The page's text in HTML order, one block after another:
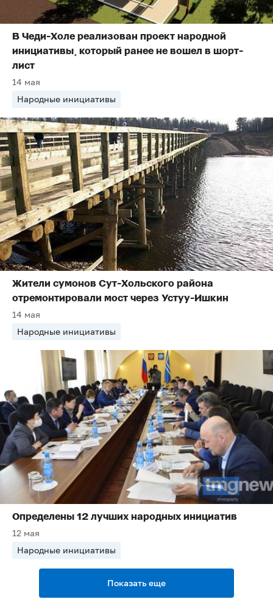
В Чеди-Холе реализован проект народной
инициативы¸ который ранее не вошел в шорт-
лист
14 мая
Народные инициативы
Жители сумонов Сут-Хольского района
отремонтировали мост через Устуу-Ишкин
14 мая
Народные инициативы
Определены 12 лучших народных инициатив
12 мая
Народные инициативы
Показать еще